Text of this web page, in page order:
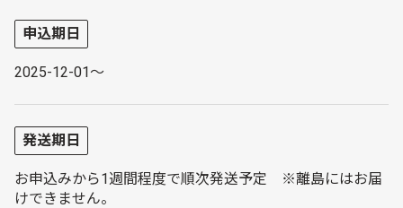
申込期日
2025-12-01～
発送期日
お申込みから1週間程度で順次発送予定 ※離島にはお届
けできません。